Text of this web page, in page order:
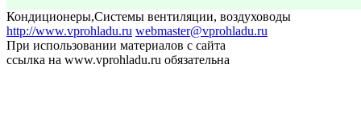
Кондиционеры,Системы вентиляции, воздуховоды
http://www.vprohladu.ru webmaster@vprohladu.ru
При использовании материалов с сайта
ссылка на www.vprohladu.ru обязательна